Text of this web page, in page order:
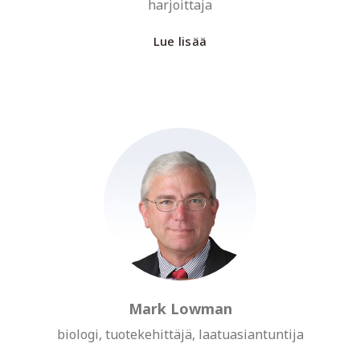
harjoittaja
Lue lisää
Mark Lowman
biologi, tuotekehittäjä, laatuasiantuntija